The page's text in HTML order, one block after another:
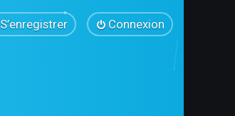
Connexion
S’enregistrer